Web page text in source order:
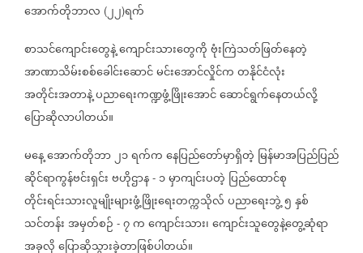
အောက်တိုဘာလ (၂၂)ရက်
စာသင်ကျောင်းတွေနဲ့ကျောင်းသားတွေကိုဗုံးကြဲသတ်ဖြတ်နေတဲ့
အာဏာသိမ်းစစ်ခေါင်းဆောင်မင်းအောင်လှိုင်ကတနိုင်ငံလုံး
အတိုင်းအတာနဲ့ပညာရေးကဏ္ဍဖွံ့ဖြိုးအောင်ဆောင်ရွက်နေတယ်လို့
ပြောဆိုလာပါတယ်။
မနေ့အောက်တိုဘာ၂၁ရက်ကနေပြည်တော်မှာရှိတဲ့ မြန်မာအပြည်ပြည်
ဆိုင်ရာကွန်ဗင်းရှင်းဗဟိုဌာန - ၁မှာကျင်းပတဲ့ ပြည်ထောင်စု
တိုင်းရင်းသားလူမျိုးများဖွံ့ဖြိုးရေးတက္ကသိုလ်ပညာရေးဘွဲ့၅နှစ်
သင်တန်းအမှတ်စဉ် - ၇ကကျောင်းသား၊ကျောင်းသူတွေနဲ့တွေ့ဆုံရာ
အခုလိုပြောဆိုသွားခဲ့တာဖြစ်ပါတယ်။